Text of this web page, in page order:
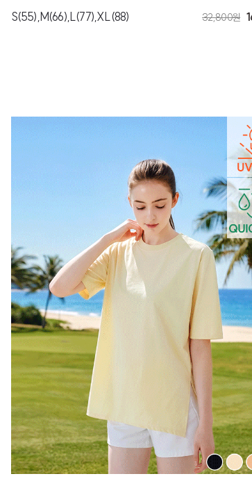
S(55),M(66),L(77),XL(88) 32,800원